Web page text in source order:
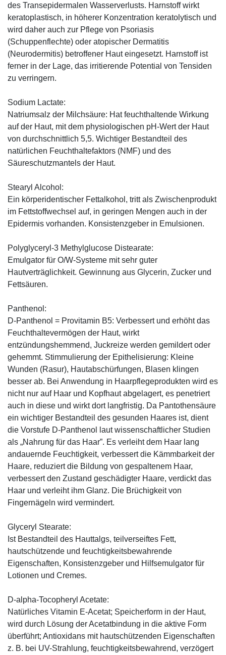
des Transepidermalen Wasserverlusts. Harnstoff wirkt
keratoplastisch, in höherer Konzentration keratolytisch und
wird daher auch zur Pflege von Psoriasis
(Schuppenflechte) oder atopischer Dermatitis
(Neurodermitis) betroffener Haut eingesetzt. Harnstoff ist
ferner in der Lage, das irritierende Potential von Tensiden
zu verringern.
Sodium Lactate:
Natriumsalz der Milchsäure: Hat feuchthaltende Wirkung
auf der Haut, mit dem physiologischen pH-Wert der Haut
von durchschnittlich 5,5. Wichtiger Bestandteil des
natürlichen Feuchthaltefaktors (NMF) und des
Säureschutzmantels der Haut.
Stearyl Alcohol:
Ein körperidentischer Fettalkohol, tritt als Zwischenprodukt
im Fettstoffwechsel auf, in geringen Mengen auch in der
Epidermis vorhanden. Konsistenzgeber in Emulsionen.
Polyglyceryl-3 Methylglucose Distearate:
Emulgator für O/W-Systeme mit sehr guter
Hautverträglichkeit. Gewinnung aus Glycerin, Zucker und
Fettsäuren.
Panthenol:
D-Panthenol = Provitamin B5: Verbessert und erhöht das
Feuchthaltevermögen der Haut, wirkt
entzündungshemmend, Juckreize werden gemildert oder
gehemmt. Stimmulierung der Epithelisierung: Kleine
Wunden (Rasur), Hautabschürfungen, Blasen klingen
besser ab. Bei Anwendung in Haarpflegeprodukten wird es
nicht nur auf Haar und Kopfhaut abgelagert, es penetriert
auch in diese und wirkt dort langfristig. Da Pantothensäure
ein wichtiger Bestandteil des gesunden Haares ist, dient
die Vorstufe D-Panthenol laut wissenschaftlicher Studien
als „Nahrung für das Haar”. Es verleiht dem Haar lang
andauernde Feuchtigkeit, verbessert die Kämmbarkeit der
Haare, reduziert die Bildung von gespaltenem Haar,
verbessert den Zustand geschädigter Haare, verdickt das
Haar und verleiht ihm Glanz. Die Brüchigkeit von
Fingernägeln wird vermindert.
Glyceryl Stearate:
Ist Bestandteil des Hauttalgs, teilverseiftes Fett,
hautschützende und feuchtigkeitsbewahrende
Eigenschaften, Konsistenzgeber und Hilfsemulgator für
Lotionen und Cremes.
D-alpha-Tocopheryl Acetate:
Natürliches Vitamin E-Acetat; Speicherform in der Haut,
wird durch Lösung der Acetatbindung in die aktive Form
überführt; Antioxidans mit hautschützenden Eigenschaften
z. B. bei UV-Strahlung, feuchtigkeitsbewahrend, verzögert